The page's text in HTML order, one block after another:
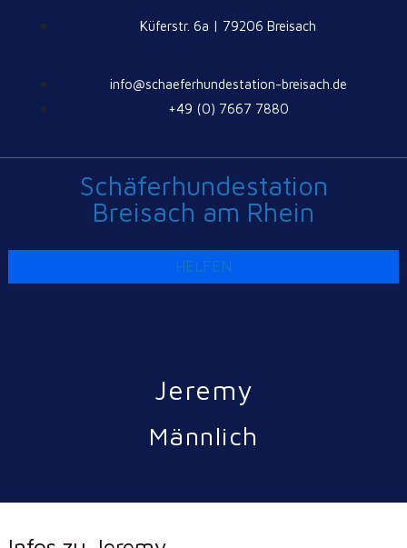
Küferstr. 6a | 79206 Breisach
info@schaeferhundestation-breisach.de
+49 (0) 7667 7880
Schäferhundestation
Breisach am Rhein
HELFEN
Jeremy
Männlich